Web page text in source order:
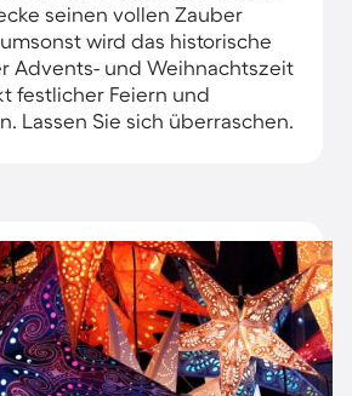
seinen vollen Zauber
wird das historische
Advents- und Weihnachtszeit
festlicher Feiern und
Lassen Sie sich überraschen.